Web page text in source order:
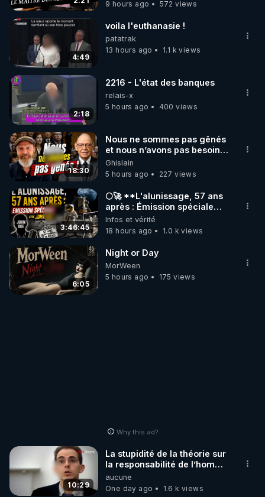
code : REGENERE10
▶ 30 jours gratuit sur l’application de méditation et
de bien-être ENVOL :
Rendez-vous sur
le code : REGENERE
9 hours ago 572 views
4:49
voila l'euthanasie !
patatrak
13 hours ago
1.1 k views
2:18
2216 - L'état des banques
relais-x
5 hours ago
400 views
18:30
Nous ne sommes pas gênés
et nous n’avons pas besoin
de nous excuser ! #jw
#jehovah #collegecentral
Ghislain
5 hours ago
227 views
3:46:45
🌕🚀 **L'alunissage, 57 ans
après : Émission spéciale
avec John Doe !** 👨 🚀✨
Infos et vérité
18 hours ago
1.0 k views
6:05
Night or Day
MorWeen
5 hours ago
175 views
Why this ad?
10:29
La stupidité de la théorie sur
la responsabilité de l’homme
concernant le dioxyde de
carbone.
aucune
One day ago
1.6 k views